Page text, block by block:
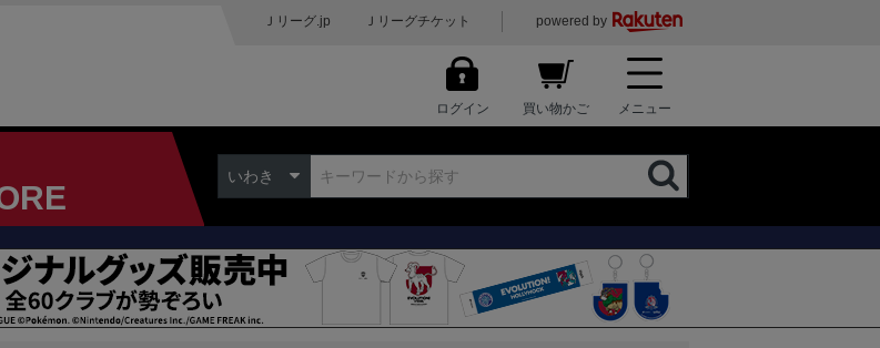
Ｊリーグ.jp Ｊリーグチケット powered by
ログイン 買い物かご メニュー
いわき